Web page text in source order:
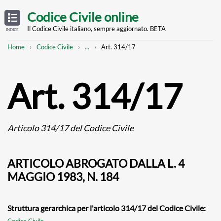
TABLE
OF
CONTENTS
INDICE
main
Codice Civile online
Il Codice Civile italiano, sempre aggiornato. BETA
Breadcrumb
Home Codice Civile
Mostra
... Art. 314/17
Art. 314/17
Articolo 314/17 del Codice Civile
ARTICOLO ABROGATO DALLA L. 4
MAGGIO 1983, N. 184
Struttura gerarchica per l'articolo 314/17 del Codice Civile: